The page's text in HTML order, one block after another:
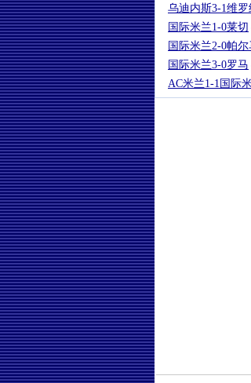
乌迪内斯3-1维罗
国际米兰1-0莱切
国际米兰2-0帕尔
国际米兰3-0罗马
AC米兰1-1国际